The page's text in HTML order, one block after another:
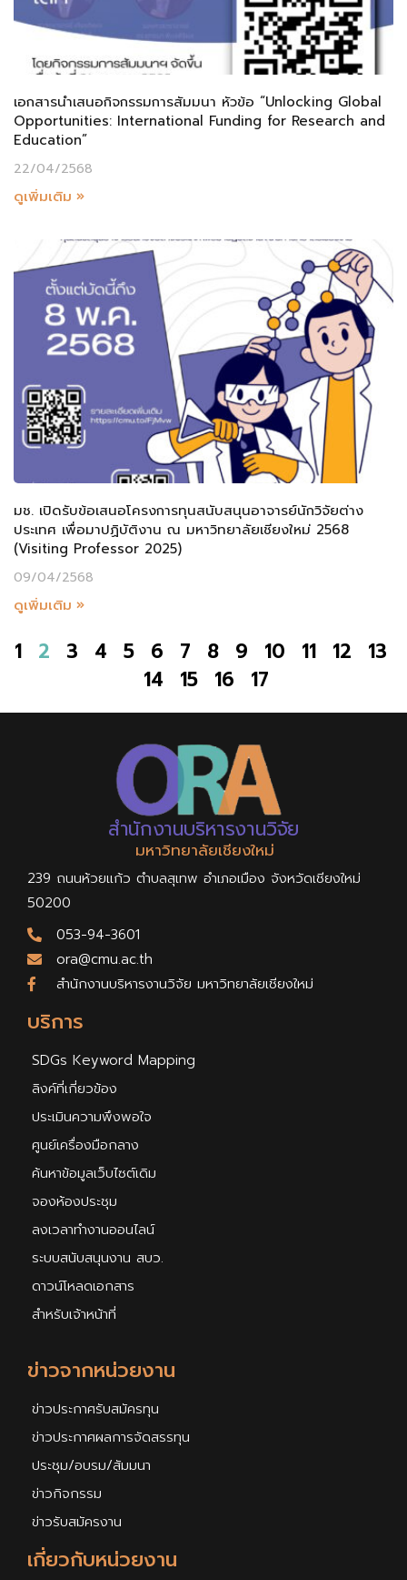
เอกสารนำเสนอกิจกรรมการสัมมนา หัวข้อ “Unlocking Global
Opportunities: International Funding for Research and
Education”
22/04/2568
ดูเพิ่มเติม »
มช. เปิดรับข้อเสนอโครงการทุนสนับสนุนอาจารย์นักวิจัยต่าง
ประเทศ เพื่อมาปฏิบัติงาน ณ มหาวิทยาลัยเชียงใหม่ 2568
(Visiting Professor 2025)
09/04/2568
ดูเพิ่มเติม »
1 2 3 4 5 6 7 8 9 10 11 12
13
14
15 16 17
เกี่ยวกับหน่วยงาน
ข่าวจากหน่วยงาน
ข่าวประกาศรับสมัครทุน
ข่าวประกาศผลการจัดสรรทุน
ประชุม/อบรม/สัมมนา
ข่าวกิจกรรม
ข่าวรับสมัครงาน
บริการ
SDGs Keyword Mapping
ลิงค์ที่เกี่ยวข้อง
ประเมินความพึงพอใจ
ศูนย์เครื่องมือกลาง
ค้นหาข้อมูลเว็บไซต์เดิม
จองห้องประชุม
ลงเวลาทำงานออนไลน์
ระบบสนับสนุนงาน สบว.
ดาวน์โหลดเอกสาร
สำหรับเจ้าหน้าที่
สำนักงานบริหารงานวิจัย
มหาวิทยาลัยเชียงใหม่
239 ถนนห้วยแก้ว ตำบลสุเทพ อำเภอเมือง จังหวัดเชียงใหม่
50200
053-94-3601
ora@cmu.ac.th
สำนักงานบริหารงานวิจัย มหาวิทยาลัยเชียงใหม่